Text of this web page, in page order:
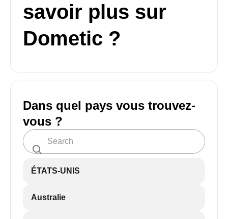
savoir plus sur
Dometic ?
Dans quel pays vous trouvez-
vous ?
ÉTATS-UNIS
Australie